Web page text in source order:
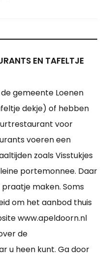
EN TAFELTJE
gemeente Loenen
dekje) of hebben
voor
voeren een
zoals Visstukjes
portemonnee. Daar
maken. Soms
om het aanbod thuis
www.apeldoorn.nl
de
u heen kunt. Ga door